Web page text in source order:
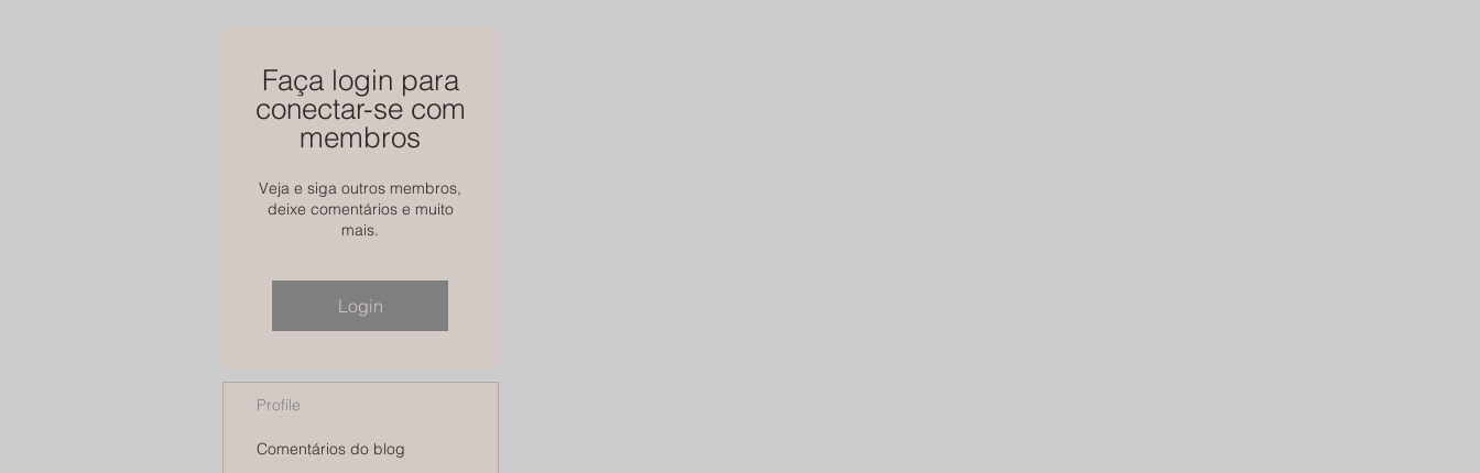
Faça login para
conectar-se com
membros
Veja e siga outros membros,
deixe comentários e muito
mais.
Login
Profile
Comentários do blog